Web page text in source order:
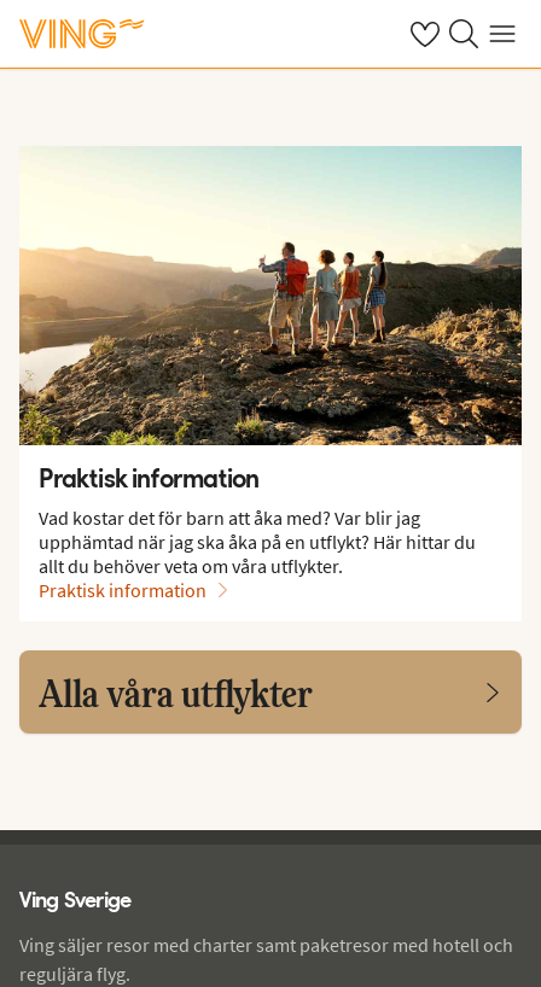
Se dinaSök på ving.se
Meny
Praktisk information
Vad kostar det för barn att åka med? Var blir jag
upphämtad när jag ska åka på en utflykt? Här hittar du
allt du behöver veta om våra utflykter.
Praktisk information
Alla våra utflykter
Ving Sverige
Ving säljer resor med charter samt paketresor med hotell och
reguljära flyg.